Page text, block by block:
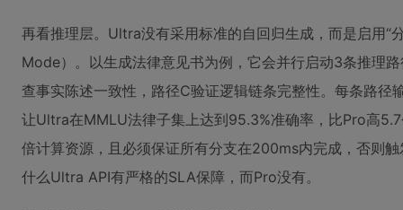
再看推理层。Ultra没有采用标准的自回归生成，而是启用“
Mode）。以生成法律意见书为例，它会并行启动3条推理
查事实陈述一致性，路径C验证逻辑链条完整性。每条路径
让Ultra在MMLU法律子集上达到95.3%准确率，比Pro高
倍计算资源，且必须保证所有分支在200ms内完成，否则
什么Ultra API有严格的SLA保障，而Pro没有。